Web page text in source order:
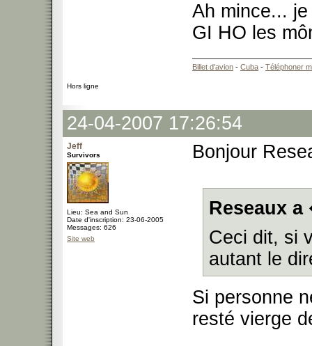
Ah mince...
GI HO les
Billet d'avion - Cuba - Téléphoner
Hors ligne
24-04-2007 17:26:54
Jeff
Survivors
Lieu: Sea and Sun
Date d'inscription: 23-06-2005
Messages: 626
Site web
Bonjour
Reseaux
Ceci dit, si
autant le
Si personne
resté vierge